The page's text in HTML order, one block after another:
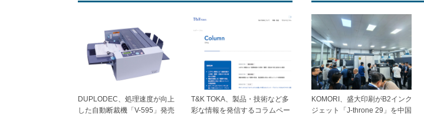
DUPLODEC、処理速度が向上
した自動断裁機「V-595」発売
T&K TOKA、製品・技術など多
彩な情報を発信するコラムペー
KOMORI、盛大印刷がB2インク
ジェット「J-throne 29」を中国